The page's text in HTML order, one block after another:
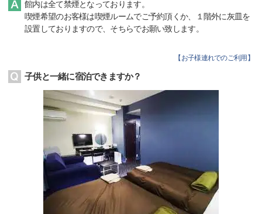
館内は全て禁煙となっております。
喫煙希望のお客様は喫煙ルームでご予約頂くか、１階外に灰皿を
設置しておりますので、そちらでお願い致します。
【 お子様連れでのご利用 】
子供と一緒に宿泊できますか？